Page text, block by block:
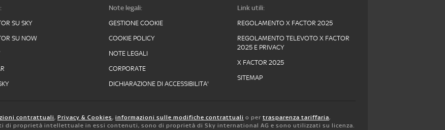
SU SKY
SU NOW
Note legali:
GESTIONE COOKIE
COOKIE POLICY
NOTE LEGALI
CORPORATE
DICHIARAZIONE DI ACCESSIBILITA'
Link utili:
REGOLAMENTO X FACTOR 2025
REGOLAMENTO TELEVOTO X FACTOR
2025 E PRIVACY
X FACTOR 2025
SITEMAP
contrattuali, Privacy & Cookies, informazioni sulle modifiche contrattuali o per trasparenza tariffaria,
di proprietà intellettuale in essi contenuti, sono di proprietà di Sky international AG e sono utilizzati su licenza.